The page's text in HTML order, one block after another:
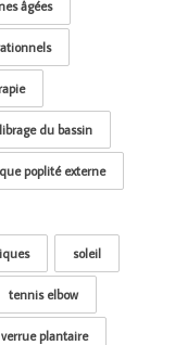
âgées
du bassin
poplité externe
soleil
tennis elbow
verrue plantaire